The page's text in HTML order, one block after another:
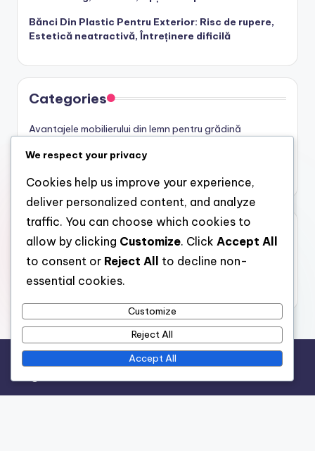
Bănci Din Plastic Pentru Exterior: Risc de rupere,
Estetică neatractivă, Întreținere dificilă
Categories
Avantajele mobilierului din lemn pentru grădină
Costurile mobilierului din metal pentru terase
Archives
December 2025
November 2025
We respect your privacy
Cookies help us improve your experience,
deliver personalized content, and analyze
traffic. You can choose which cookies to
allow by clicking Customize. Click Accept All
to consent or Reject All
to decline non-
essential cookies.
Customize
Reject All
Accept All